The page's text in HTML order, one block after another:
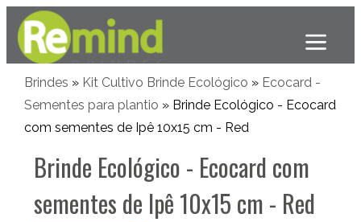
Brindes » Kit Cultivo Brinde Ecológico » Ecocard -
Sementes para plantio » Brinde Ecológico - Ecocard
com sementes de Ipê 10x15 cm - Red
Brinde Ecológico - Ecocard com
sementes de Ipê 10x15 cm - Red